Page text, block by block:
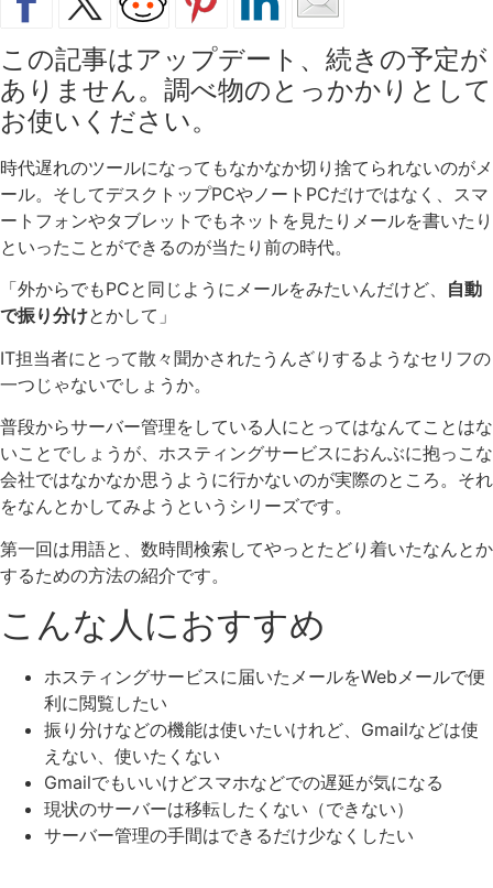
この記事はアップデート、続きの予定が
ありません。調べ物のとっかかりとして
お使いください。
時代遅れのツールになってもなかなか切り捨てられないのがメ
ール。そしてデスクトップPCやノートPCだけではなく、スマ
ートフォンやタブレットでもネットを見たりメールを書いたり
といったことができるのが当たり前の時代。
「外からでもPCと同じようにメールをみたいんだけど、 自動
で振り分けとかして」
IT担当者にとって散々聞かされたうんざりするようなセリフの
一つじゃないでしょうか。
普段からサーバー管理をしている人にとってはなんてことはな
いことでしょうが、ホスティングサービスにおんぶに抱っこな
会社ではなかなか思うように行かないのが実際のところ。それ
をなんとかしてみようというシリーズです。
第一回は用語と、数時間検索してやっとたどり着いたなんとか
するための方法の紹介です。
こんな人におすすめ
ホスティングサービスに届いたメールをWebメールで便
利に閲覧したい
振り分けなどの機能は使いたいけれど、Gmailなどは使
えない、使いたくない
Gmailでもいいけどスマホなどでの遅延が気になる
現状のサーバーは移転したくない（できない）
サーバー管理の手間はできるだけ少なくしたい